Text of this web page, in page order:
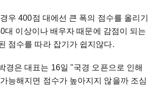
우 400점 대에선 큰 폭의 점수를 올리기
대 이상이나 배우자 때문에 감점이 되는
점수를 따라 잡기가 쉽지않다.
경은 대표는 16일 "국경 오픈으로 인해
능해지면 점수가 높아지지 않을까 조심